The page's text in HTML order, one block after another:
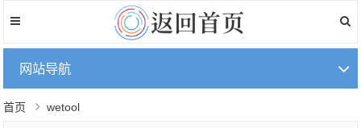
网站导航
首页 wetool